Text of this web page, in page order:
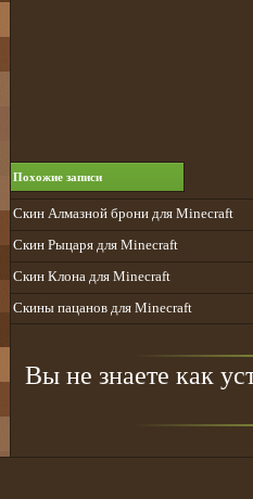
Похожие записи
Скин Алмазной брони для Minecraft
Скин Рыцаря для Minecraft
Скин Клона для Minecraft
Скины пацанов для Minecraft
Вы не знаете как